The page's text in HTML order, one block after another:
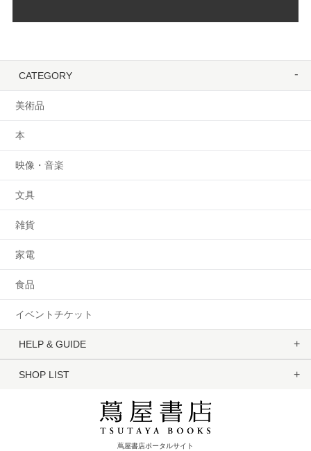
CATEGORY
美術品
本
映像・音楽
文具
雑貨
家電
食品
イベントチケット
HELP & GUIDE
SHOP LIST
蔦屋書店ポータルサイト